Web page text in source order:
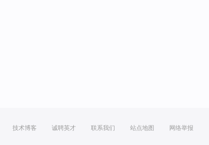
技术博客 诚聘英才 联系我们 站点地图 网络举报